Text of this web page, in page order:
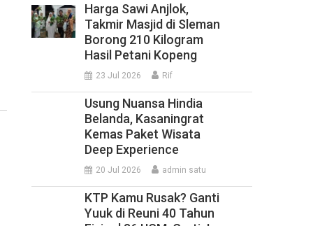
Harga Sawi Anjlok,
Takmir Masjid di Sleman
Borong 210 Kilogram
Hasil Petani Kopeng
23 Jul 2026 Rif
Usung Nuansa Hindia
Belanda, Kasaningrat
Kemas Paket Wisata
Deep Experience
20 Jul 2026 admin satu
KTP Kamu Rusak? Ganti
Yuuk di Reuni 40 Tahun